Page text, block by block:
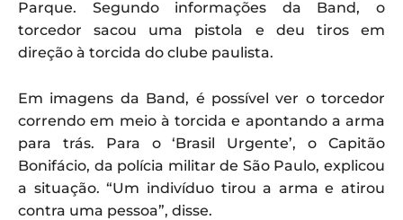
Parque. Segundo informações da Band, o
torcedor sacou uma pistola e deu tiros em
direção à torcida do clube paulista.
Em imagens da Band, é possível ver o torcedor
correndo em meio à torcida e apontando a arma
para trás. Para o ‘Brasil Urgente’, o Capitão
Bonifácio, da polícia militar de São Paulo, explicou
a situação. “Um indivíduo tirou a arma e atirou
contra uma pessoa”, disse.